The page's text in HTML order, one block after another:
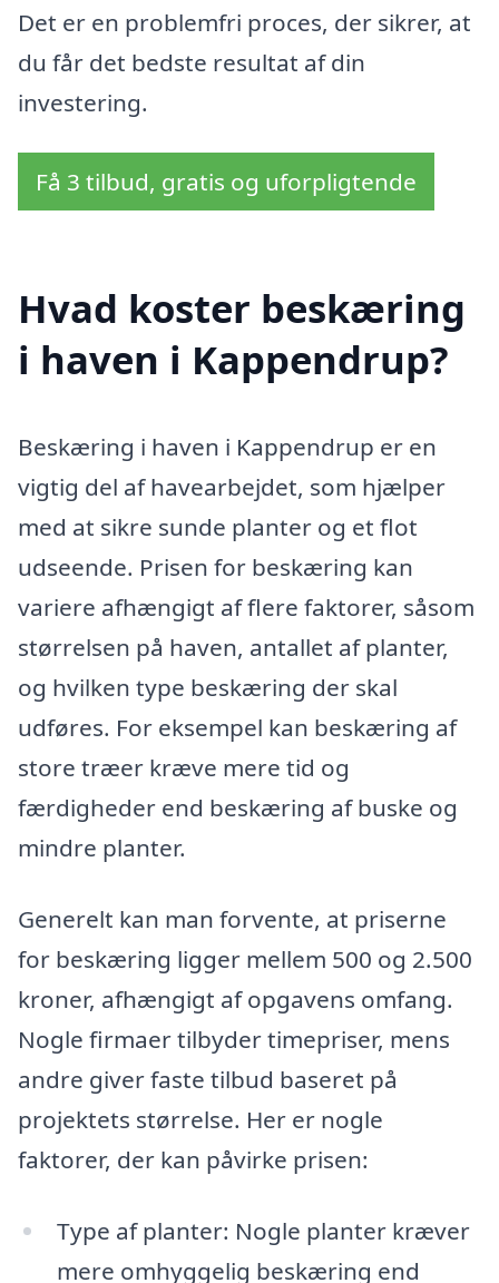
Det er en problemfri proces, der sikrer, at
du får det bedste resultat af din
investering.
Få 3 tilbud, gratis og uforpligtende
Hvad koster beskæring
i haven i Kappendrup?
Beskæring i haven i Kappendrup er en
vigtig del af havearbejdet, som hjælper
med at sikre sunde planter og et flot
udseende. Prisen for beskæring kan
variere afhængigt af flere faktorer, såsom
størrelsen på haven, antallet af planter,
og hvilken type beskæring der skal
udføres. For eksempel kan beskæring af
store træer kræve mere tid og
færdigheder end beskæring af buske og
mindre planter.
Generelt kan man forvente, at priserne
for beskæring ligger mellem 500 og 2.500
kroner, afhængigt af opgavens omfang.
Nogle firmaer tilbyder timepriser, mens
andre giver faste tilbud baseret på
projektets størrelse. Her er nogle
faktorer, der kan påvirke prisen:
Type af planter: Nogle planter kræver
mere omhyggelig beskæring end